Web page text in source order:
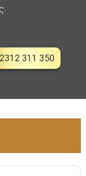
311 350